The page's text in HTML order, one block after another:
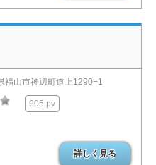
福山市神辺町道上1290−1
905 pv
詳しく見る